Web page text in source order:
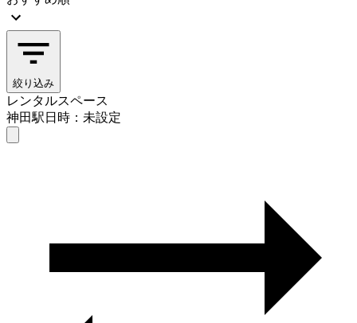
絞り込み
レンタルスペース
神田駅日時：未設定